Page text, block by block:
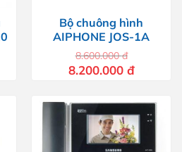
Bộ chuông hình
AIPHONE JOS-1A
8.600.000đ
Giá
gốc
8.200.000 đGiá
hiện
8.200.000